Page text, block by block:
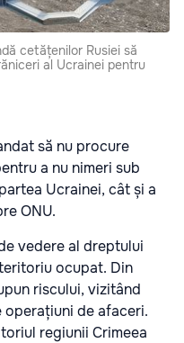
cetățenilor Rusiei să
al Ucrainei pentru
să nu procure
a nu nimeri sub
Ucrainei, cât și a
ONU.
vedere al dreptului
ocupat. Din
riscului, vizitând
de afaceri.
regiunii Crimeea